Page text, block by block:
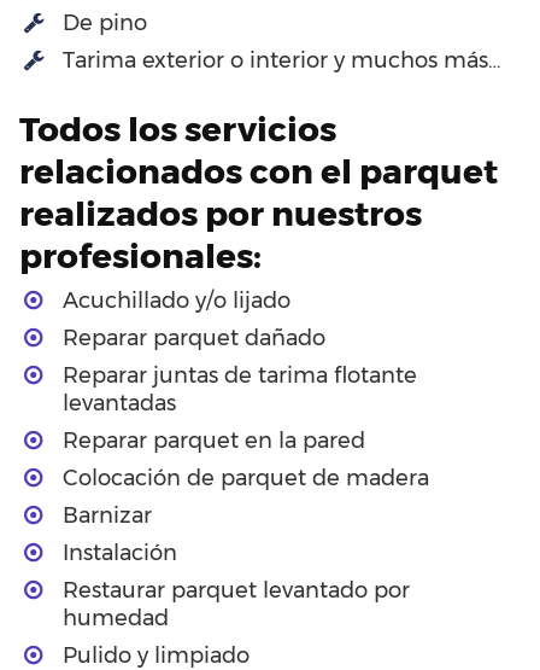
De pino
Tarima exterior o interior y muchos más…
Todos los servicios
relacionados con el parquet
realizados por nuestros
profesionales:
Acuchillado y/o lijado
Reparar parquet dañado
Reparar juntas de tarima flotante
levantadas
Reparar parquet en la pared
Colocación de parquet de madera
Barnizar
Instalación
Restaurar parquet levantado por
humedad
Pulido y limpiado